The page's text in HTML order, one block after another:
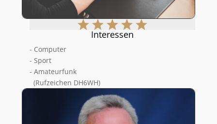
Interessen
- Computer
- Sport
- Amateurfunk
(Rufzeichen DH6WH)